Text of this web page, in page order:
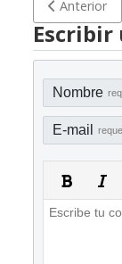
Artículo
Anterior
Escribir
Nombre
E-mail